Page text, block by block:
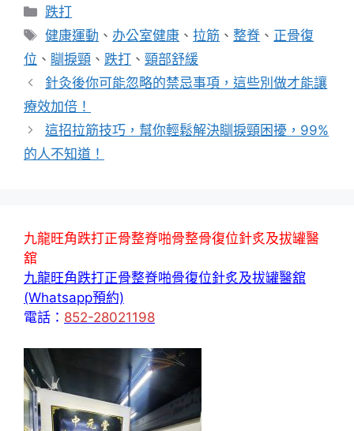
分
類
跌打
標
籤
健康運動 、 办公室健康 、 拉筋 、整脊 、 正骨復
位 、 瞓捩頸 、 跌打 、 頸部舒緩
針灸後你可能忽略的禁忌事項，這些別做才能讓
療效加倍！
這招拉筋技巧，幫你輕鬆解決瞓捩頸困擾，99%
的人不知道！
九龍旺角跌打正骨整脊啪骨整骨復位針炙及拔罐醫
舘
九龍旺角跌打正骨整脊啪骨復位針炙及拔罐醫舘
(Whatsapp預約)
電話： 852-28021198